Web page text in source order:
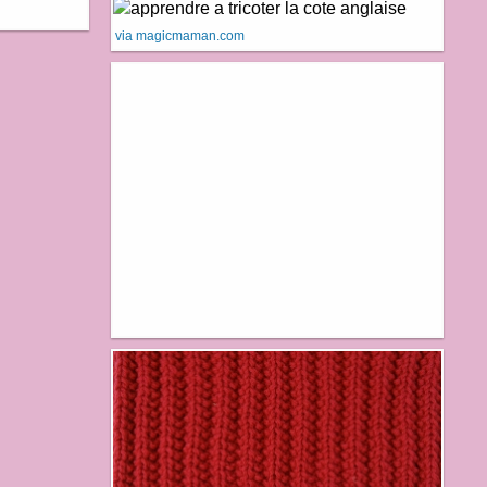
via magicmaman.com